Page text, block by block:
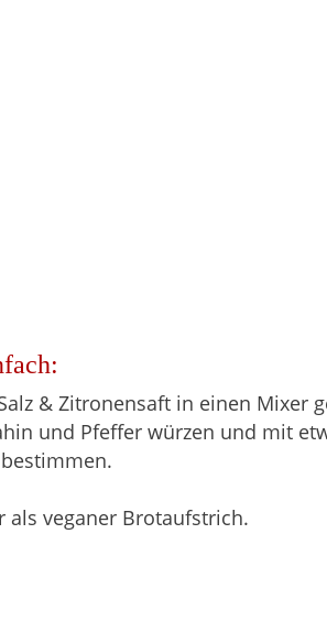
& Zitronensaft in einen Mixer
und Pfeffer würzen und mit
als veganer Brotaufstrich.